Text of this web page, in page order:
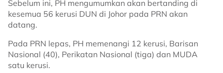
Sebelum ini, PH mengumumkan akan bertanding di
kesemua 56 kerusi DUN di Johor pada PRN akan
datang.
Pada PRN lepas, PH memenangi 12 kerusi, Barisan
Nasional (40), Perikatan Nasional (tiga) dan MUDA
satu kerusi.